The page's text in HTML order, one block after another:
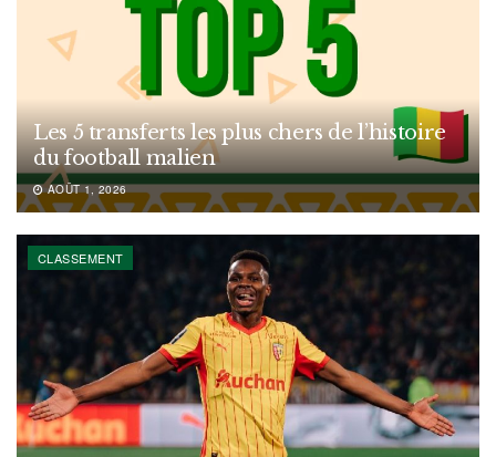
Les 5 transferts les plus chers de l’histoire
du football malien
AOÛT 1, 2026
CLASSEMENT